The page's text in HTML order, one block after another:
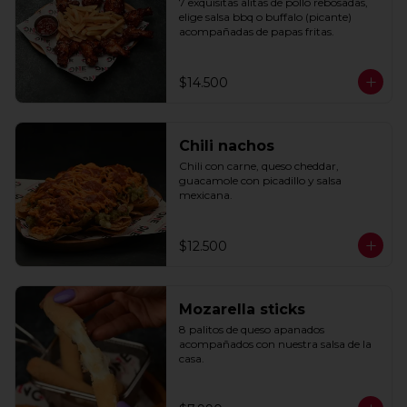
elige salsa bbq o buffalo (picante)
acompañadas de papas fritas.
$14.500
Chili nachos
Chili con carne, queso cheddar,
guacamole con picadillo y salsa
mexicana.
$12.500
Mozarella sticks
8 palitos de queso apanados
acompañados con nuestra salsa de la
casa.